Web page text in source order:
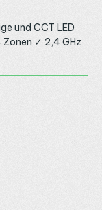
und CCT LED
✓ 2,4 GHz